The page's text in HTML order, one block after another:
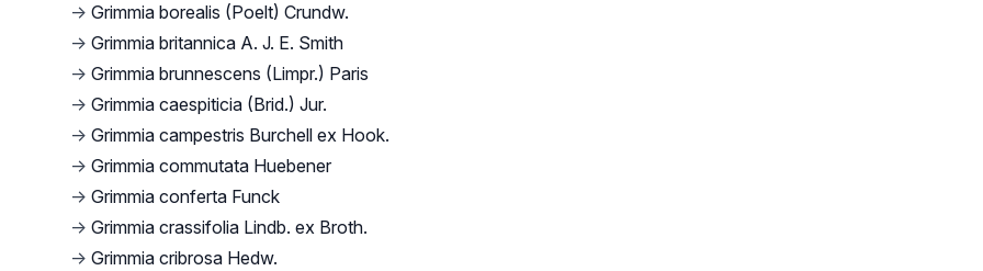
→ Grimmia borealis (Poelt) Crundw.
→ Grimmia britannica A. J. E. Smith
→ Grimmia brunnescens (Limpr.) Paris
→ Grimmia caespiticia (Brid.) Jur.
→ Grimmia campestris Burchell ex Hook.
→ Grimmia commutata Huebener
→ Grimmia conferta Funck
→ Grimmia crassifolia Lindb. ex Broth.
→ Grimmia cribrosa Hedw.